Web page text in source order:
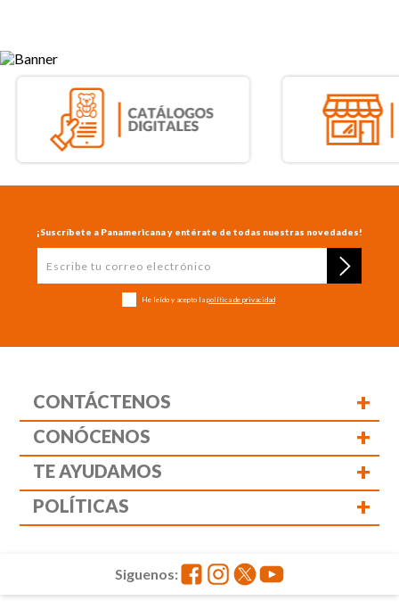
¡Suscríbete a Panamericana y entérate de todas nuestras novedades!
He leído y acepto la política de privacidad
CONTÁCTENOS +
CONÓCENOS +
TE AYUDAMOS +
POLÍTICAS +
Siguenos: